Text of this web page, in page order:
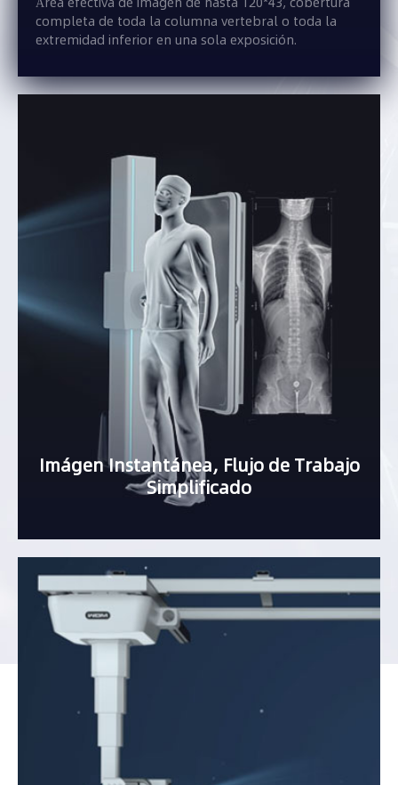
completa de toda la columna vertebral o toda la
extremidad inferior en una sola exposición.
Imágen Instantánea, Flujo de Trabajo
Simplificado